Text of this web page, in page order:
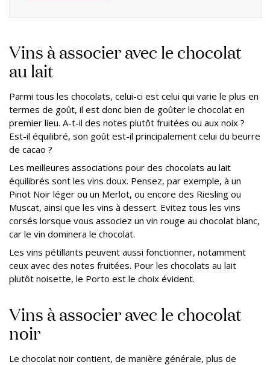
Vins à associer avec le chocolat
au lait
Parmi tous les chocolats, celui-ci est celui qui varie le plus en
termes de goût, il est donc bien de goûter le chocolat en
premier lieu. A-t-il des notes plutôt fruitées ou aux noix ?
Est-il équilibré, son goût est-il principalement celui du beurre
de cacao ?
Les meilleures associations pour des chocolats au lait
équilibrés sont les vins doux. Pensez, par exemple, à un
Pinot Noir léger ou un Merlot, ou encore des Riesling ou
Muscat, ainsi que les vins à dessert. Evitez tous les vins
corsés lorsque vous associez un vin rouge au chocolat blanc,
car le vin dominera le chocolat.
Les vins pétillants peuvent aussi fonctionner, notamment
ceux avec des notes fruitées. Pour les chocolats au lait
plutôt noisette, le Porto est le choix évident.
Vins à associer avec le chocolat
noir
Le chocolat noir contient, de manière générale, plus de